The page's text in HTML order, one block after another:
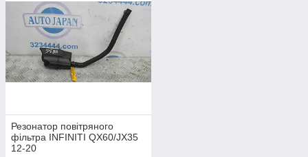
Резонатор повітряного
фільтра INFINITI QX60/JX35
12-20